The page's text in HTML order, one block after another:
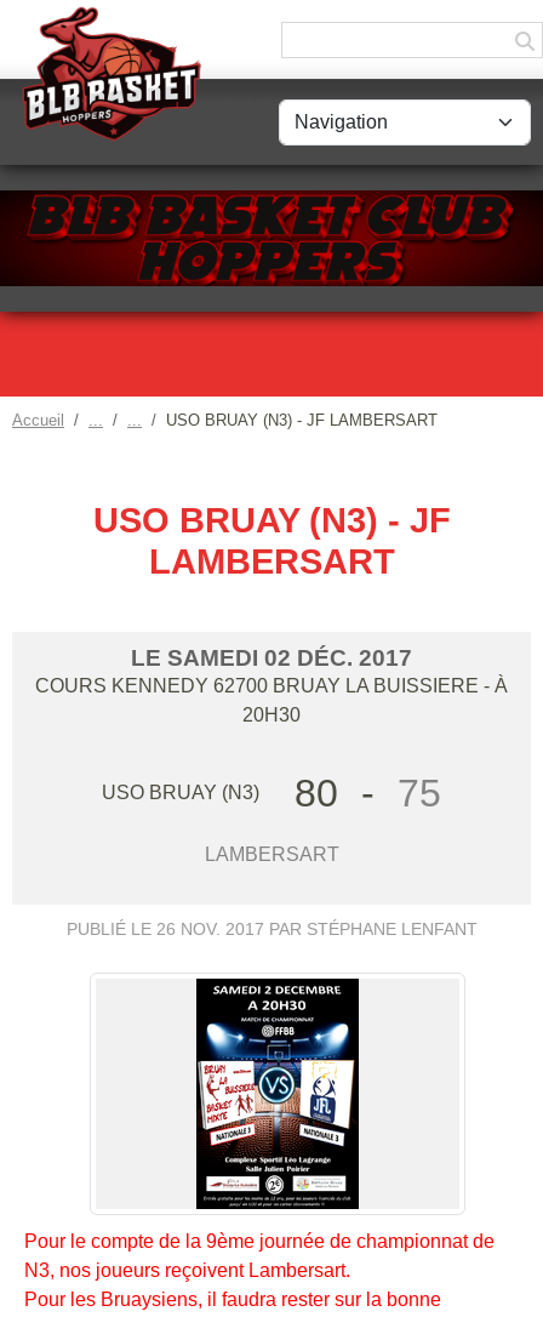
Accueil USO BRUAY (N3) - JF LAMBERSART
USO BRUAY (N3) - JF
LAMBERSART
LE SAMEDI 02 DÉC. 2017
COURS KENNEDY 62700 BRUAY LA BUISSIERE - À
20H30
USO BRUAY (N3) 80 - 75
LAMBERSART
PUBLIÉ LE 26 NOV. 2017 PAR STÉPHANE LENFANT
Pour le compte de la 9ème journée de championnat de
N3, nos joueurs reçoivent Lambersart.
Pour les Bruaysiens, il faudra rester sur la bonne
Panneau de gestion des cookies